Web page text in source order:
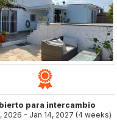
para intercambio
2026 - Jan 14, 2027 (4 weeks)